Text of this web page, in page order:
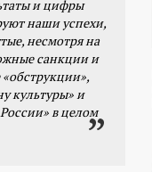
и цифры
наши успехи,
несмотря на
санкции и
культуры» и
в целом